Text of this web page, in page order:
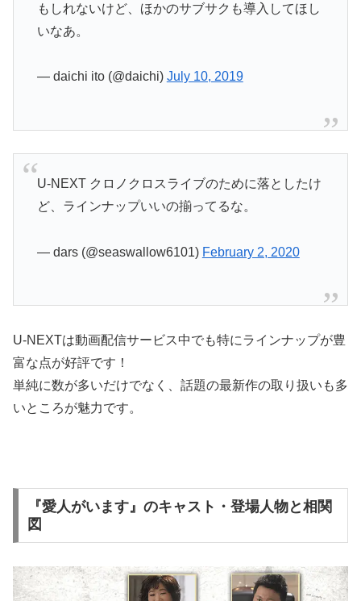
もしれないけど、ほかのサブサクも導入してほし
いなあ。
— daichi ito (@daichi) July 10, 2019
U-NEXT クロノクロスライブのために落としたけ
ど、ラインナップいいの揃ってるな。
— dars (@seaswallow6101) February 2, 2020
U-NEXTは動画配信サービス中でも特にラインナップが豊
富な点が好評です！
単純に数が多いだけでなく、話題の最新作の取り扱いも多
いところが魅力です。
『愛人がいます』のキャスト・登場人物と相関
図